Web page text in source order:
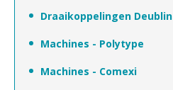
Draaikoppelingen Deublin
Machines - Polytype
Machines - Comexi